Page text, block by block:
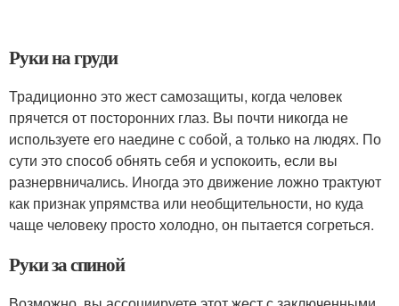
Руки на груди
Традиционно это жест самозащиты, когда человек
прячется от посторонних глаз. Вы почти никогда не
используете его наедине с собой, а только на людях. По
сути это способ обнять себя и успокоить, если вы
разнервничались. Иногда это движение ложно трактуют
как признак упрямства или необщительности, но куда
чаще человеку просто холодно, он пытается согреться.
Руки за спиной